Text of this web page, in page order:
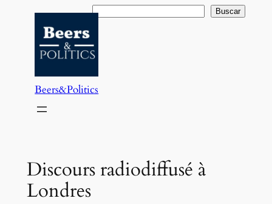
contenido
Buscar Buscar
Beers&Politics
Discours radiodiffusé à
Londres